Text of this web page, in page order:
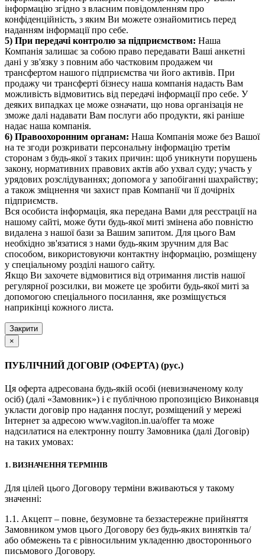
інформацію згідно з власним повідомленням про
конфіденційність, з яким Ви можете ознайомитись перед
наданням інформації про себе.
5) При передачі контролю за підприємством: Наша
Компанія залишає за собою право передавати Ваші анкетні
дані у зв'язку з повним або частковим продажем чи
трансфертом нашого підприємства чи його активів. При
продажу чи трансферті бізнесу наша компанія надасть Вам
можливість відмовитись від передачі інформації про себе. У
деяких випадках це може означати, що нова організація не
зможе далі надавати Вам послуги або продукти, які раніше
надає наша компанія.
6) Правоохоронним органам: Наша Компанія може без Вашої
на те згоди розкривати персональну інформацію третім
сторонам з будь-якої з таких причин: щоб уникнути порушень
закону, нормативних правових актів або ухвал суду; участь у
урядових розслідуваннях; допомога у запобіганні шахрайству;
а також зміцнення чи захист прав Компанії чи її дочірніх
підприємств.
Вся особиста інформація, яка передана Вами для реєстрації на
нашому сайті, може бути будь-якої миті змінена або повністю
видалена з нашої бази за Вашим запитом. Для цього Вам
необхідно зв'язатися з нами будь-яким зручним для Вас
способом, використовуючи контактну інформацію, розміщену
у спеціальному розділі нашого сайту.
Якщо Ви захочете відмовитися від отримання листів нашої
регулярної розсилки, ви можете це зробити будь-якої миті за
допомогою спеціального посилання, яке розміщується
наприкінці кожного листа.
Закрити
×
ПУБЛІЧНИЙ ДОГОВІР (ОФЕРТА) (рус.)
Ця оферта адресована будь-якій особі (невизначеному колу
осіб) (далі «Замовник») і є публічною пропозицією Виконавця
укласти договір про надання послуг, розміщений у мережі
Інтернет за адресою www.vagiton.in.ua/offer та може
надсилатися на електронну пошту Замовника (далі Договір)
на таких умовах:
1. ВИЗНАЧЕННЯ ТЕРМІНІВ
Для цілей цього Договору терміни вживаються у такому
значенні:
1.1. Акцепт – повне, безумовне та беззастережне прийняття
Замовником умов цього Договору без будь-яких винятків та/
або обмежень та є рівносильним укладенню двостороннього
письмового Договору.